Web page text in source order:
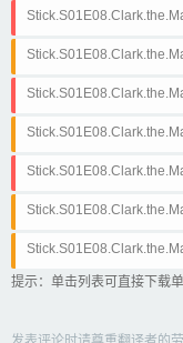
FLUX.简体&英文.srt
FLUX.简体.ass
FLUX.简体.srt
FLUX.繁体&英文.ass
FLUX.繁体&英文.srt
FLUX.繁体.ass
FLUX.繁体.srt
FLUX.英文.srt
提示：单击列表可直接下载